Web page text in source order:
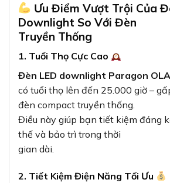
Ưu Điểm Vượt Trội Của
Downlight So Với Đèn
Truyền Thống
1. Tuổi Thọ Cực Cao
Đèn LED downlight Paragon
có tuổi thọ lên đến 25.000 giờ –
đèn compact truyền thống.
Điều này giúp bạn tiết kiệm đáng
thế và bảo trì trong thời
gian dài.
2. Tiết Kiệm Điện Năng Tối Ưu